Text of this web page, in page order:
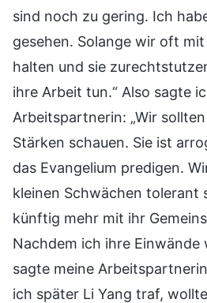
sind noch zu gering. Ich
gesehen. Solange wir oft
halten und sie
ihre Arbeit tun.“ Also sagte
Arbeitspartnerin: „Wir
Stärken schauen. Sie ist
das Evangelium predigen.
kleinen Schwächen tolerant
künftig mehr mit ihr
Nachdem ich ihre
sagte meine
ich später Li Yang traf,